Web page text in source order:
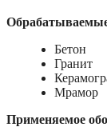
Бетон
Гранит
Мрамор
Применяемое